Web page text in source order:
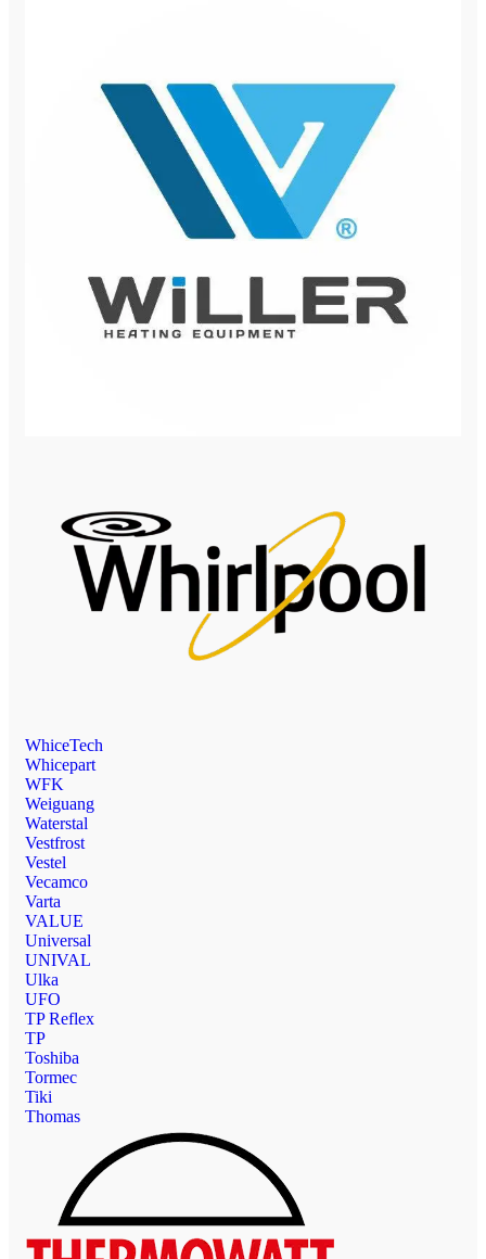
WhiceTech
Whicepart
WFK
Weiguang
Waterstal
Vestfrost
Vestel
Vecamco
Varta
VALUE
Universal
UNIVAL
Ulka
UFO
TP Reflex
TP
Toshiba
Tormec
Tiki
Thomas